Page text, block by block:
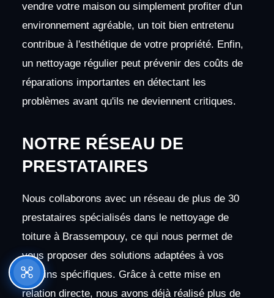
vendre votre maison ou simplement profiter d'un
environnement agréable, un toit bien entretenu
contribue à l'esthétique de votre propriété. Enfin,
un nettoyage régulier peut prévenir des coûts de
réparations importantes en détectant les
problèmes avant qu'ils ne deviennent critiques.
NOTRE RÉSEAU DE
PRESTATAIRES
Nous collaborons avec un réseau de plus de 30
prestataires spécialisés dans le nettoyage de
toiture à Brassempouy, ce qui nous permet de
vous proposer des solutions adaptées à vos
besoins spécifiques. Grâce à cette mise en
relation directe, nous avons déjà réalisé plus de